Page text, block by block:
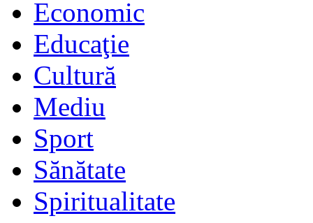
Economic
Educaţie
Cultură
Mediu
Sport
Sănătate
Spiritualitate